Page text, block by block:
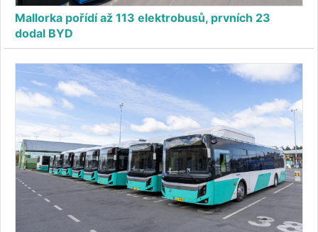
Mallorka pořídí až 113 elektrobusů, prvních 23
dodal BYD